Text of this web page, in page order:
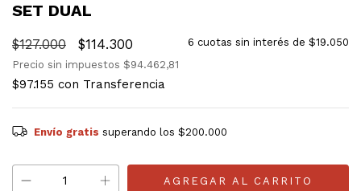
SET DUAL
$127.000 $114.300 6 cuotas sin interés de $19.050
Precio sin impuestos $94.462,81
$97.155 con Transferencia
Envío gratis superando los $200.000